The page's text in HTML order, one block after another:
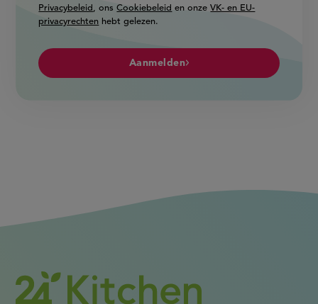
Privacybeleid , onsCookiebeleid en onzeVK- en EU-
privacyrechten hebt gelezen.
Aanmelden